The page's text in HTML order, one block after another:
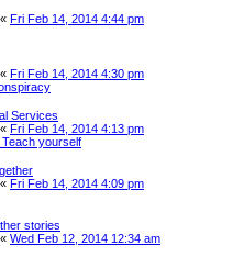
« Fri Feb 14, 2014 4:44 pm
« Fri Feb 14, 2014 4:30 pm
Services
« Fri Feb 14, 2014 4:13 pm
yourself
« Fri Feb 14, 2014 4:09 pm
stories
« Wed Feb 12, 2014 12:34 am